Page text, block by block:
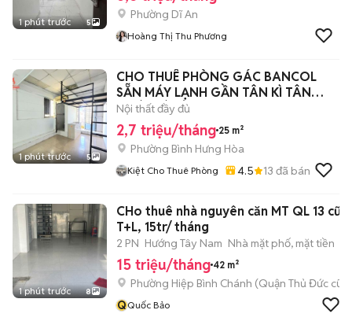
1 phút trước 5
Phường Dĩ An
Hoàng Thị Thu Phương
1 phút trước 5
CHO THUÊ PHÒNG GÁC BANCOL
SẴN MÁY LẠNH GẦN TÂN KÌ TÂN
QUÝ GIÁ RẺ
Nội thất đầy đủ
2,7 triệu/tháng 25 m²
Phường Bình Hưng Hòa
Kiệt Cho Thuê Phòng 4.5 13 đã bán
1 phút trước 8
CHo thuê nhà nguyên căn MT QL 13 cũ,
T+L, 15tr/ tháng
2 PN Hướng Tây Nam Nhà mặt phố, mặt tiền
15 triệu/tháng 42 m²
Phường Hiệp Bình Chánh (Quận Thủ Đức cũ)
QQuốc Bảo